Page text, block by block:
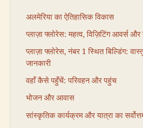
अलमेरिया का ऐतिहासिक विकास
प्लाज़ा फ्लोरेस: महत्व, विज़िटिंग आवर्स
प्लाज़ा फ्लोरेस, नंबर 1 स्थित बिल्डिंग:
जानकारी
वहाँ कैसे पहुँचें: परिवहन और पहुंच
भोजन और आवास
सांस्कृतिक कार्यक्रम और यात्रा का